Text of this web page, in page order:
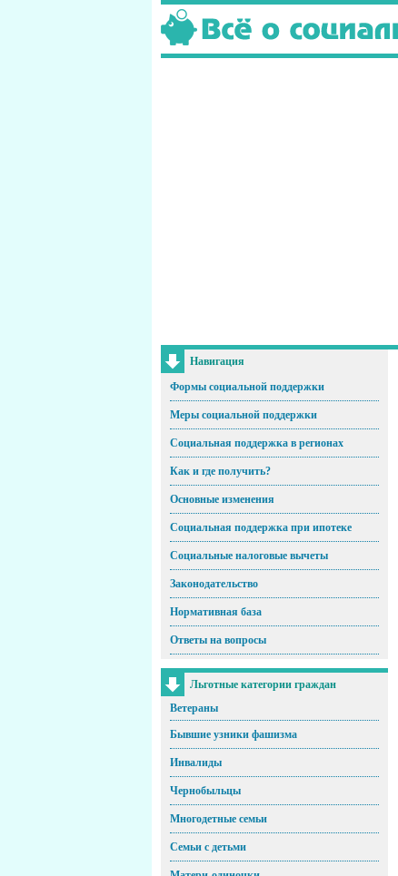
Навигация
Формы социальной поддержки
Меры социальной поддержки
Социальная поддержка в регионах
Как и где получить?
Основные изменения
Социальная поддержка при ипотеке
Социальные налоговые вычеты
Законодательство
Нормативная база
Ответы на вопросы
Льготные категории граждан
Ветераны
Бывшие узники фашизма
Инвалиды
Чернобыльцы
Многодетные семьи
Семьи с детьми